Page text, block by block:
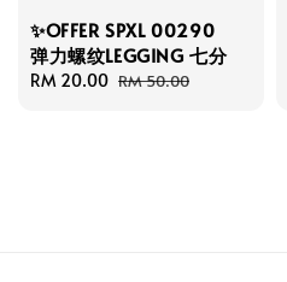
✨OFFER SPXL 00290
弹力螺纹LEGGING 七分
Sale
RM 20.00 Regular
RM 50.00